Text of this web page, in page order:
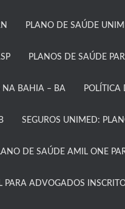
PLANO DE SAÚDE
PLANOS DE SAÚDE
NA BAHIA – BA​ POLÍTICA
SEGUROS UNIMED:
DE SAÚDE AMIL ONE
PARA ADVOGADOS